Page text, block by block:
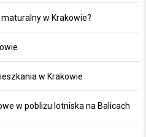
w Krakowie?
w Krakowie
w pobliżu lotniska na Balicach